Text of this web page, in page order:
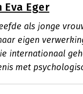
Eva Eger
als jonge
eigen
internationaal
met